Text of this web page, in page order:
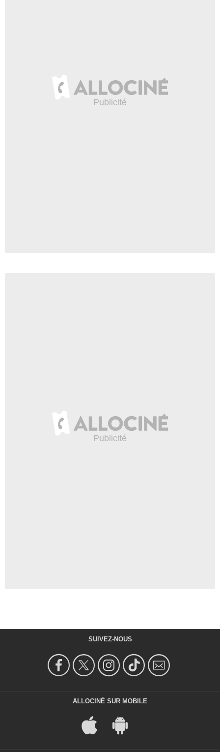
SUIVEZ-NOUS
ALLOCINÉ SUR MOBILE